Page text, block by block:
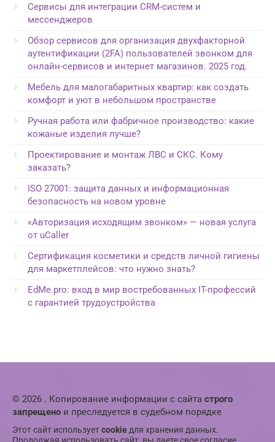
Сервисы для интеграции CRM-систем и
мессенджеров
Обзор сервисов для организация двухфакторной
аутентификации (2FA) пользователей звонком для
онлайн-сервисов и интернет магазинов. 2025 год.
Мебель для малогабаритных квартир: как создать
комфорт и уют в небольшом пространстве
Ручная работа или фабричное производство: какие
кожаные изделия лучше?
Проектирование и монтаж ЛВС и СКС. Кому
заказать?
ISO 27001: защита данных и информационная
безопасность на новом уровне
«Авторизация исходящим звонком» — новая услуга
от uCaller
Сертификация косметики и средств личной гигиены
для маркетплейсов: что нужно знать?
EdMe.pro: вход в мир востребованных IT-профессий
с гарантией трудоустройства
© 2026 . Копирование информации с сайта строго
запрещено и преследуется в судебном порядке
Этот сайт используетcookie для хранения данных.
Продолжая использовать сайт, вы даете свое согласие